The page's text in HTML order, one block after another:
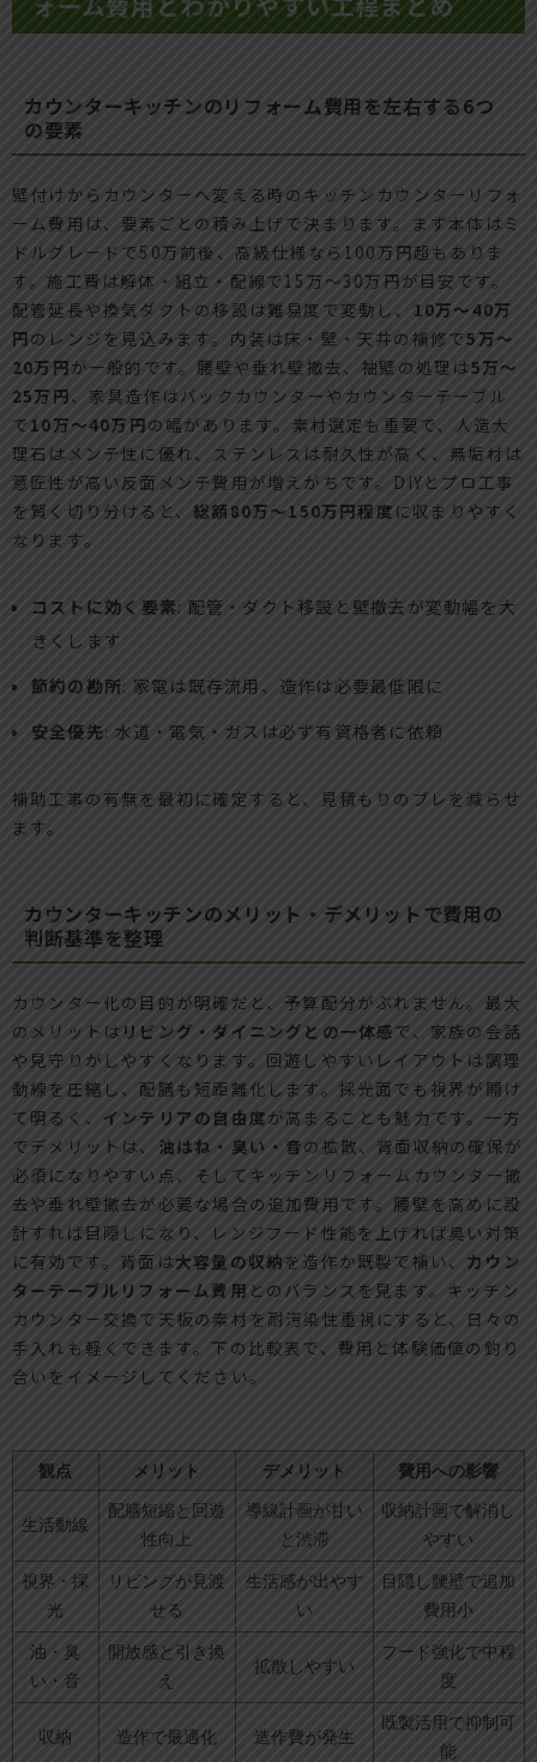
カウンターキッチンのリフォーム費用を左右する6つ
の要素
壁付けからカウンターへ変える時のキッチンカウンターリフォ
ーム費用は、要素ごとの積み上げで決まります。まず本体はミ
ドルグレードで50万前後、高級仕様なら100万円超もありま
す。施工費は解体・組立・配線で15万〜30万円が目安です。
配管延長や換気ダクトの移設は難易度で変動し、 10万〜40万
円のレンジを見込みます。内装は床・壁・天井の補修で5万〜
20万円が一般的です。腰壁や垂れ壁撤去、袖壁の処理は5万〜
25万円、家具造作はバックカウンターやカウンターテーブル
で 10万〜40万円の幅があります。素材選定も重要で、人造大
理石はメンテ性に優れ、ステンレスは耐久性が高く、無垢材は
意匠性が高い反面メンテ費用が増えがちです。DIYとプロ工事
を賢く切り分けると、総額80万〜150万円程度 に収まりやすく
なります。
コストに効く要素: 配管・ダクト移設と壁撤去が変動幅を大
きくします
節約の勘所: 家電は既存流用、造作は必要最低限に
安全優先: 水道・電気・ガスは必ず有資格者に依頼
補助工事の有無を最初に確定すると、見積もりのブレを減らせ
ます。
カウンターキッチンのメリット・デメリットで費用の
判断基準を整理
カウンター化の目的が明確だと、予算配分がぶれません。最大
のメリットは リビング・ダイニングとの一体感で、家族の会話
や見守りがしやすくなります。回遊しやすいレイアウトは調理
動線を圧縮し、配膳も短距離化します。採光面でも視界が開け
て明るく、 インテリアの自由度が高まることも魅力です。一方
でデメリットは、 油はね・臭い・音の拡散、背面収納の確保が
必須になりやすい点、そしてキッチンリフォームカウンター撤
去や垂れ壁撤去が必要な場合の追加費用です。腰壁を高めに設
計すれば目隠しになり、レンジフード性能を上げれば臭い対策
に有効です。背面は大容量の収納を造作か既製で補い、 カウン
ターテーブルリフォーム費用 とのバランスを見ます。キッチン
カウンター交換で天板の素材を耐汚染性重視にすると、日々の
手入れも軽くできます。下の比較表で、費用と体験価値の釣り
合いをイメージしてください。
観点 メリット デメリット 費用への影響
生活動線
配膳短縮と回遊
性向上
導線計画が甘い
と渋滞
収納計画で解消し
やすい
視界・採
光
リビングが見渡
せる
生活感が出やす
い
目隠し腰壁で追加
費用小
油・臭
い・音
開放感と引き換
え
拡散しやすい
フード強化で中程
度
収納 造作で最適化 造作費が発生
既製活用で抑制可
能